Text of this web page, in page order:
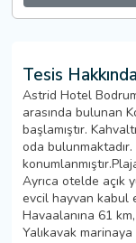
Tesis
Astrid Hotel
arasında bulunan
başlamıştır.
oda
Ayrıca otelde açık
evcil hayvan kabul
Havaalanına 61
Yalıkavak